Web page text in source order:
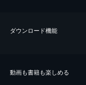
ダウンロード機能
動画も書籍も楽しめる